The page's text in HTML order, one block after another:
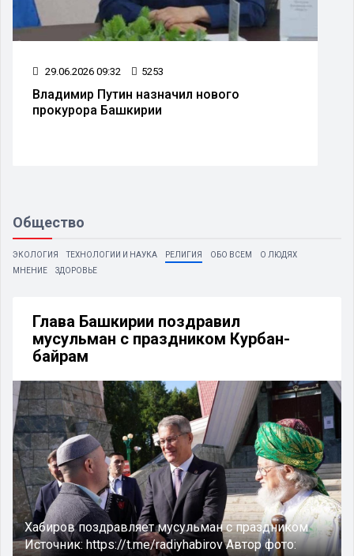
29.06.2026 09:32 5253
Владимир Путин назначил нового
прокурора Башкирии
Общество
ЭКОЛОГИЯ ТЕХНОЛОГИИ И НАУКА РЕЛИГИЯ ОБО ВСЕМ
О ЛЮДЯХ
МНЕНИЕ
ЗДОРОВЬЕ
Глава Башкирии поздравил
мусульман с праздником Курбан-
байрам
Хабиров поздравляет мусульман с праздником
Источник: https://t.me/radiyhabirovАвтор фото: